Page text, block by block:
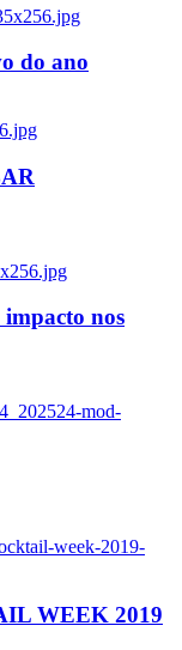
do ano
nos
mod-
week-2019-
WEEK 2019